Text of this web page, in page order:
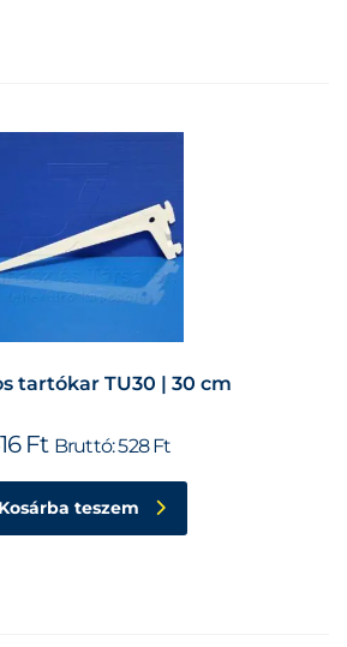
tartókar TU30 | 30 cm
Ft Bruttó:528Ft
Kosárba teszem